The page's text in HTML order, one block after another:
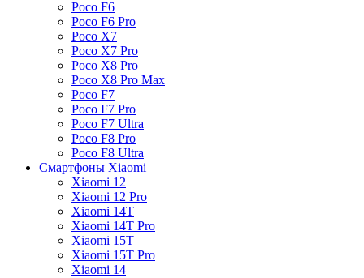
Poco F6
Poco F6 Pro
Poco X7
Poco X7 Pro
Poco X8 Pro
Poco X8 Pro Max
Poco F7
Poco F7 Pro
Poco F7 Ultra
Poco F8 Pro
Poco F8 Ultra
Смартфоны Xiaomi
Xiaomi 12
Xiaomi 12 Pro
Xiaomi 14T
Xiaomi 14T Pro
Xiaomi 15T
Xiaomi 15T Pro
Xiaomi 14